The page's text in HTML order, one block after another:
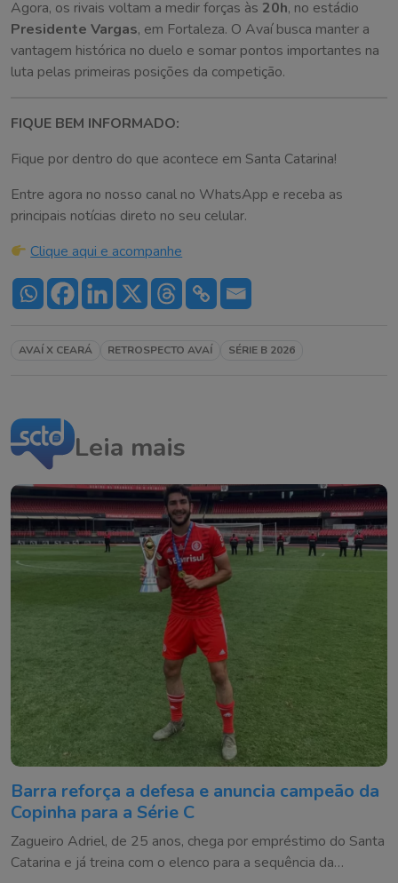
Agora, os rivais voltam a medir forças às 20h, no estádio
Presidente Vargas, em Fortaleza. O Avaí busca manter a
vantagem histórica no duelo e somar pontos importantes na
luta pelas primeiras posições da competição.
FIQUE BEM INFORMADO:
Fique por dentro do que acontece em Santa Catarina!
Entre agora no nosso canal no WhatsApp e receba as
principais notícias direto no seu celular.
Clique aqui e acompanhe
AVAÍ X CEARÁ RETROSPECTO AVAÍ SÉRIE B 2026
Leia mais
Barra reforça a defesa e anuncia campeão da
Copinha para a Série C
Zagueiro Adriel, de 25 anos, chega por empréstimo do Santa
Catarina e já treina com o elenco para a sequência da